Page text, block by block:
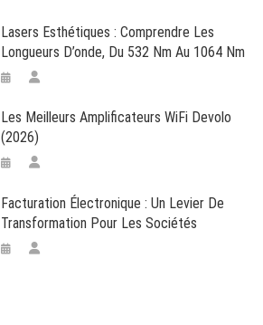
Lasers Esthétiques : Comprendre Les
Longueurs D’onde, Du 532 Nm Au 1064 Nm
Les Meilleurs Amplificateurs WiFi Devolo
(2026)
Facturation Électronique : Un Levier De
Transformation Pour Les Sociétés